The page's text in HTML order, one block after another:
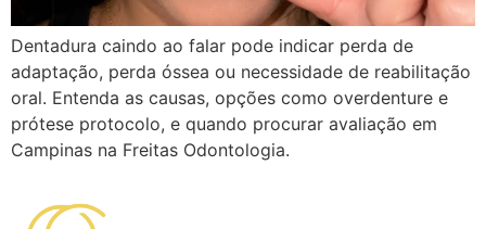
Dentadura caindo ao falar pode indicar perda de
adaptação, perda óssea ou necessidade de reabilitação
oral. Entenda as causas, opções como overdenture e
prótese protocolo, e quando procurar avaliação em
Campinas na Freitas Odontologia.